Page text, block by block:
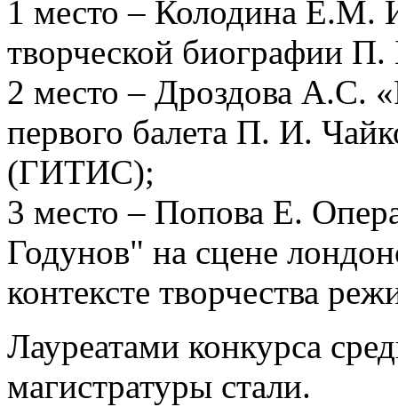
1 место – Колодина Е.М.
творческой биографии
2 место – Дроздова А.С.
первого балета П. И.
(ГИТИС);
3 место – Попова Е.
Годунов" на сцене
контексте творчества
Лауреатами конкурса
магистратуры стали.